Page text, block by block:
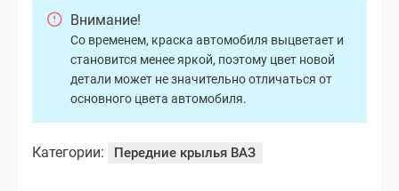
Внимание!
Со временем, краска автомобиля выцветает и
становится менее яркой, поэтому цвет новой
детали может не значительно отличаться от
основного цвета автомобиля.
Категории: Передние крылья ВАЗ